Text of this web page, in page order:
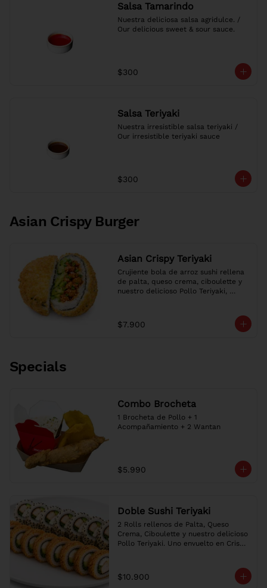
Salsa Tamarindo
Nuestra deliciosa salsa agridulce. /
Our delicious sweet & sour sauce.
$300
Salsa Teriyaki
Nuestra irresistible salsa teriyaki /
Our irresistible teriyaki sauce
$300
Asian Crispy Burger
Asian Crispy Teriyaki
Crujiente bola de arroz sushi rellena
de palta, queso crema, ciboulette y
nuestro delicioso Pollo Teriyaki,
avocado, cream cheese, chives and
our delicious Teriyaki Chicken,
$7.900
Specials
Combo Brocheta
1 Brocheta de Pollo + 1
Acompañamiento + 2 Wantan
$5.990
Doble Sushi Teriyaki
2 Rolls rellenos de Palta, Queso
Crema, Ciboulette y nuestro delicioso
Pollo Teriyaki. Uno envuelto en Crispy
Cheese, Chives & our delicious
Teriyaki Chicken. One wrapped in
$10.900